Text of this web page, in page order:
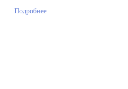
Подробнее